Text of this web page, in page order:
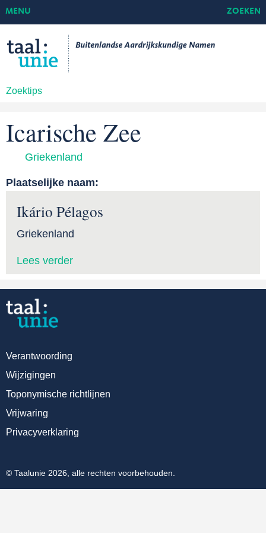
Zoektips
MENU ZOEKEN
Icarische Zee
Griekenland
Plaatselijke naam:
Ikário Pélagos
Griekenland
Lees verder
Verantwoording
Wijzigingen
Toponymische richtlijnen
Vrijwaring
Privacyverklaring
© Taalunie 2026, alle rechten voorbehouden.